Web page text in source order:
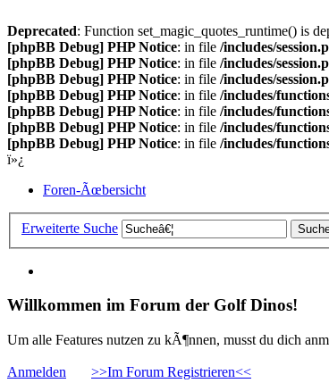
Deprecated: Function set_magic_quotes_runtime() is
[phpBB Debug] PHP Notice: in file /includes/
[phpBB Debug] PHP Notice: in file /includes/
[phpBB Debug] PHP Notice: in file /includes/
[phpBB Debug] PHP Notice: in file /includes/
[phpBB Debug] PHP Notice: in file /includes/
[phpBB Debug] PHP Notice: in file /includes/
[phpBB Debug] PHP Notice: in file /includes/
ï»¿
Foren-Ãœbersicht
Erweiterte Suche
Willkommen im Forum der Golf Dinos!
Um alle Features nutzen zu kÃ¶nnen, musst du dich
Anmelden >>Im Forum Registrieren<<